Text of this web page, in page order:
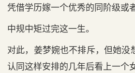
凭借学历嫁一个优秀的同阶级或
中规中矩过完这一生。
对此，姜梦婉也不排斥，但她没
认同这样安排的几年后看上一个